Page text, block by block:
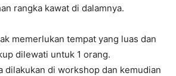
rangka kawat di dalamnya.
memerlukan tempat yang luas dan
dilewati untuk 1 orang.
dilakukan di workshop dan kemudian